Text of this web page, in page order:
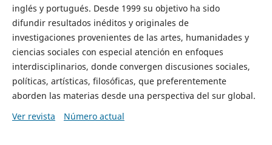
inglés y portugués. Desde 1999 su objetivo ha sido
difundir resultados inéditos y originales de
investigaciones provenientes de las artes, humanidades y
ciencias sociales con especial atención en enfoques
interdisciplinarios, donde convergen discusiones sociales,
políticas, artísticas, filosóficas, que preferentemente
aborden las materias desde una perspectiva del sur global.
Ver revista
Número actual